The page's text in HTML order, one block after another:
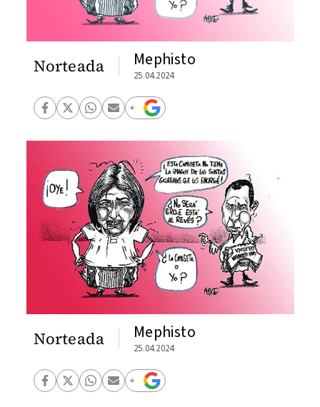
Norteada Mephisto
25.04.2024
Norteada Mephisto
25.04.2024